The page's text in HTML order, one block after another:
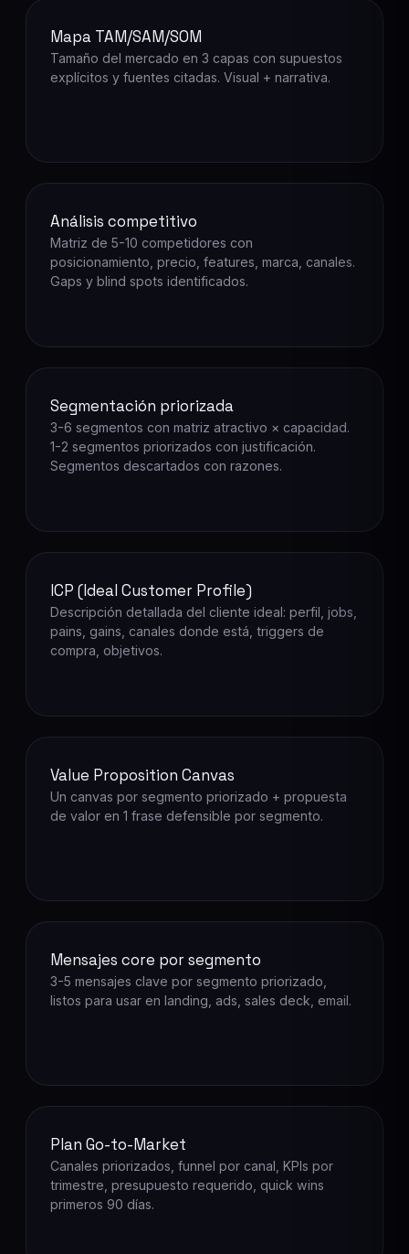
Mapa TAM/SAM/SOM
Tamaño del mercado en 3 capas con supuestos
explícitos y fuentes citadas. Visual + narrativa.
Análisis competitivo
Matriz de 5-10 competidores con
posicionamiento, precio, features, marca, canales.
Gaps y blind spots identificados.
Segmentación priorizada
3-6 segmentos con matriz atractivo × capacidad.
1-2 segmentos priorizados con justificación.
Segmentos descartados con razones.
ICP (Ideal Customer Profile)
Descripción detallada del cliente ideal: perfil, jobs,
pains, gains, canales donde está, triggers de
compra, objetivos.
Value Proposition Canvas
Un canvas por segmento priorizado + propuesta
de valor en 1 frase defensible por segmento.
Mensajes core por segmento
3-5 mensajes clave por segmento priorizado,
listos para usar en landing, ads, sales deck, email.
Plan Go-to-Market
Canales priorizados, funnel por canal, KPIs por
trimestre, presupuesto requerido, quick wins
primeros 90 días.